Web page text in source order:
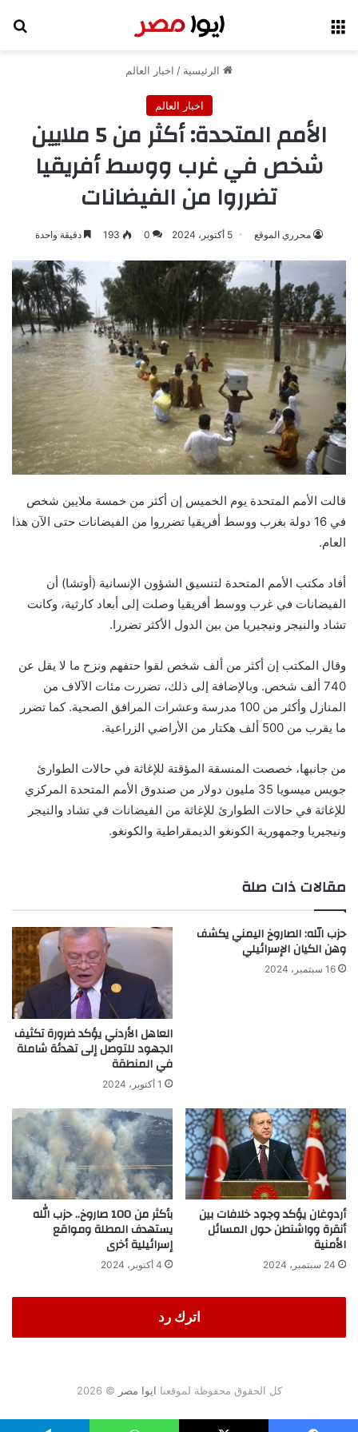
الرئيسية / اخبار العالم
اخبار العالم
الأمم المتحدة: أكثر من 5 ملايين
شخص في غرب ووسط أفريقيا
تضرروا من الفيضانات
محرري الموقع 5 أكتوبر، 2024 0
193 دقيقة واحدة
قالت الأمم المتحدة يوم الخميس إن أكثر من خمسة ملايين شخص
في 16 دولة بغرب ووسط أفريقيا تضرروا من الفيضانات حتى الآن هذا
العام.
أفاد مكتب الأمم المتحدة لتنسيق الشؤون الإنسانية (أوتشا) أن
الفيضانات في غرب ووسط أفريقيا وصلت إلى أبعاد كارثية، وكانت
تشاد والنيجر ونيجيريا من بين الدول الأكثر تضررا.
وقال المكتب إن أكثر من ألف شخص لقوا حتفهم ونزح ما لا يقل عن
740 ألف شخص. وبالإضافة إلى ذلك، تضررت مئات الآلاف من
المنازل وأكثر من 100 مدرسة وعشرات المرافق الصحية. كما تضرر
ما يقرب من 500 ألف هكتار من الأراضي الزراعية.
من جانبها، خصصت المنسقة المؤقتة للإغاثة في حالات الطوارئ
جويس ميسويا 35 مليون دولار من صندوق الأمم المتحدة المركزي
للإغاثة في حالات الطوارئ للإغاثة من الفيضانات في تشاد والنيجر
ونيجيريا وجمهورية الكونغو الديمقراطية والكونغو.
مقالات ذات صلة
حزب الله: الصاروخ اليمني يكشف
وهن الكيان الإسرائيلي
16 سبتمبر، 2024
العاهل الأردني يؤكد ضرورة تكثيف
الجهود للتوصل إلى تهدئة شاملة
في المنطقة
1 أكتوبر، 2024
أردوغان يؤكد وجود خلافات بين
أنقرة وواشنطن حول المسائل
الأمنية
24 سبتمبر، 2024
بأكثر من 100 صاروخ.. حزب الله
يستهدف المطلة ومواقع
إسرائيلية أخرى
4 أكتوبر، 2024
اترك رد
كل الحقوق محفوظة لموقعنا ايوا مصر © 2026